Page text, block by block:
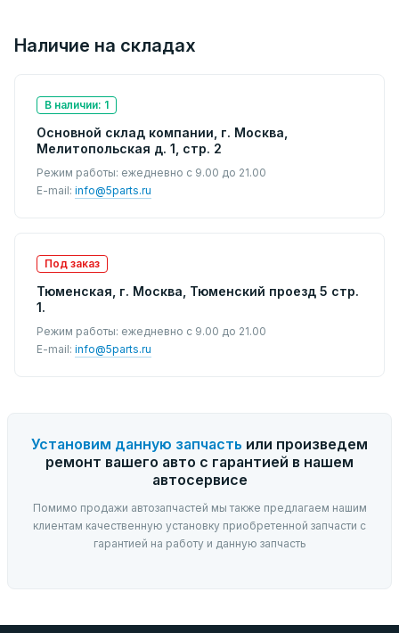
Наличие на складах
В наличии: 1
Основной склад компании, г. Москва,
Мелитопольская д. 1, стр. 2
Режим работы: ежедневно с 9.00 до 21.00
E-mail: info@5parts.ru
Под заказ
Тюменская, г. Москва, Тюменский проезд 5 стр.
1.
Режим работы: ежедневно с 9.00 до 21.00
E-mail: info@5parts.ru
Установим данную запчасть или произведем
ремонт вашего авто с гарантией в нашем
автосервисе
Помимо продажи автозапчастей мы также предлагаем нашим
клиентам качественную установку приобретенной запчасти с
гарантией на работу и данную запчасть